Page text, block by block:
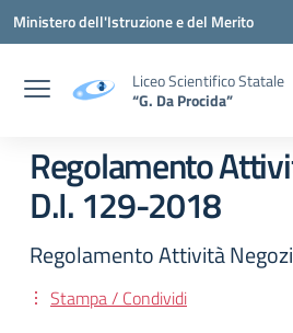
Vai ai contenuti
Vai al menu di navigazione
Vai al footer
Ministero dell'Istruzione e del Merito
Liceo Scientifico Statale
“G. Da Procida”
Regolamento
D.I. 129-2018
Regolamento Attività
Stampa / Condividi